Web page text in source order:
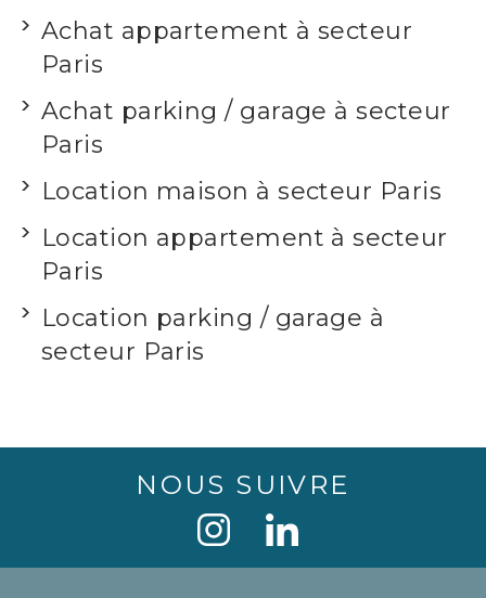
Achat appartement à secteur
Paris
Achat parking / garage à secteur
Paris
Location maison à secteur Paris
Location appartement à secteur
Paris
Location parking / garage à
secteur Paris
NOUS SUIVRE